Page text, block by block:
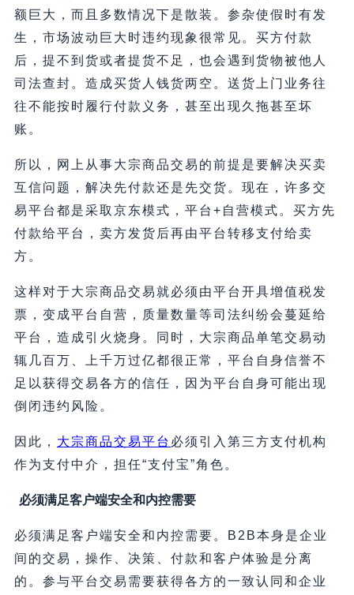
额巨大，而且多数情况下是散装。参杂使假时有发
生，市场波动巨大时违约现象很常见。买方付款
后，提不到货或者提货不足，也会遇到货物被他人
司法查封。造成买货人钱货两空。送货上门业务往
往不能按时履行付款义务，甚至出现久拖甚至坏
账。
所以，网上从事大宗商品交易的前提是要解决买卖
互信问题，解决先付款还是先交货。现在，许多交
易平台都是采取京东模式，平台+自营模式。买方先
付款给平台，卖方发货后再由平台转移支付给卖
方。
这样对于大宗商品交易就必须由平台开具增值税发
票，变成平台自营，质量数量等司法纠纷会蔓延给
平台，造成引火烧身。同时，大宗商品单笔交易动
辄几百万、上千万过亿都很正常，平台自身信誉不
足以获得交易各方的信任，因为平台自身可能出现
倒闭违约风险。
因此， 大宗商品交易平台 必须引入第三方支付机构
作为支付中介，担任“支付宝”角色。
必须满足客户端安全和内控需要
必须满足客户端安全和内控需要。B2B本身是企业
间的交易，操作、决策、付款和客户体验是分离
的。参与平台交易需要获得各方的一致认同和企业